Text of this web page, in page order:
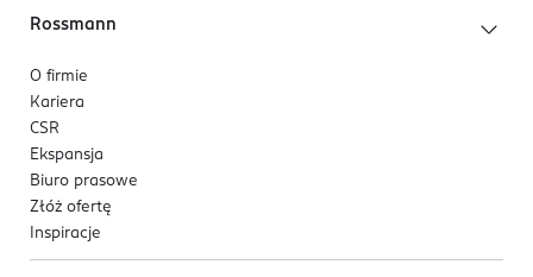
Rossmann
O firmie
Kariera
CSR
Ekspansja
Biuro prasowe
Złóż ofertę
Inspiracje